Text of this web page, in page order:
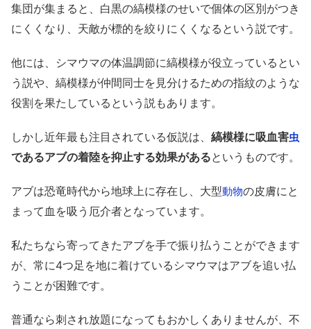
集団が集まると、白黒の縞模様のせいで個体の区別がつき
にくくなり、天敵が標的を絞りにくくなるという説です。
他には、シマウマの体温調節に縞模様が役立っているとい
う説や、縞模様が仲間同士を見分けるための指紋のような
役割を果たしているという説もあります。
しかし近年最も注目されている仮説は、 縞模様に吸血害虫
であるアブの着陸を抑止する効果があるというものです。
アブは恐竜時代から地球上に存在し、大型動物の皮膚にと
まって血を吸う厄介者となっています。
私たちなら寄ってきたアブを手で振り払うことができます
が、常に4つ足を地に着けているシマウマはアブを追い払
うことが困難です。
普通なら刺され放題になってもおかしくありませんが、不